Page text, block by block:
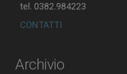
tel. 0382.984223
CONTATTI
Archivio